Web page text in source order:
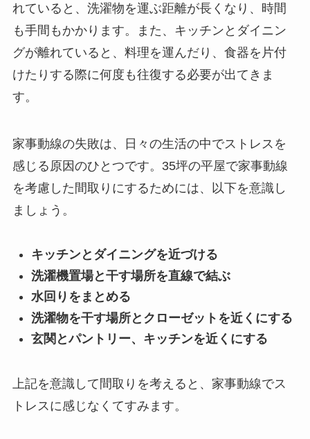
れていると、洗濯物を運ぶ距離が長くなり、時間
も手間もかかります。また、キッチンとダイニン
グが離れていると、料理を運んだり、食器を片付
けたりする際に何度も往復する必要が出てきま
す。
家事動線の失敗は、日々の生活の中でストレスを
感じる原因のひとつです。35坪の平屋で家事動線
を考慮した間取りにするためには、以下を意識し
ましょう。
キッチンとダイニングを近づける
洗濯機置場と干す場所を直線で結ぶ
水回りをまとめる
洗濯物を干す場所とクローゼットを近くにする
玄関とパントリー、キッチンを近くにする
上記を意識して間取りを考えると、家事動線でス
トレスに感じなくてすみます。